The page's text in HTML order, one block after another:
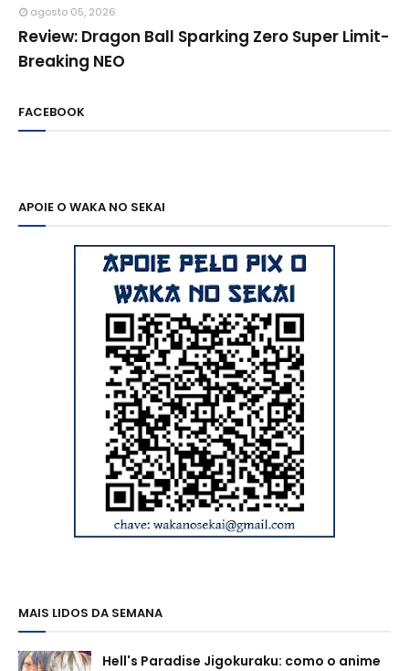
agosto 05, 2026
Review: Dragon Ball Sparking Zero Super Limit-
Breaking NEO
FACEBOOK
APOIE O WAKA NO SEKAI
MAIS LIDOS DA SEMANA
Hell's Paradise Jigokuraku: como o anime